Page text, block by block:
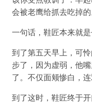
会被老鹰给抓去吃掉的
一句话，鞋匠本来就是
到了第五天早上，可
步了，因为虚弱，他
了。不仅面颊惨白，
到了这时，鞋匠终于